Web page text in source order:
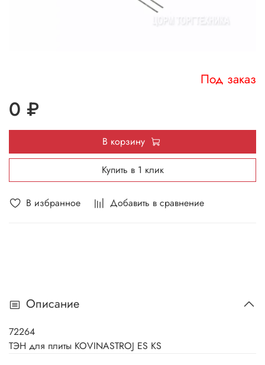
В избранное Добавить в сравнение
Под заказ
0 ₽
В корзину
Купить в 1 клик
Описание
72264
ТЭН для плиты KOVINASTROJ ES KS